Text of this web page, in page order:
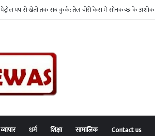
देवास: नाबालिग से दुष्कर्म के दोषी को शेष प्राकृतिक जीवन तक उम्रकैद
व्यापार धर्म शिक्षा सामाजिक Contact us